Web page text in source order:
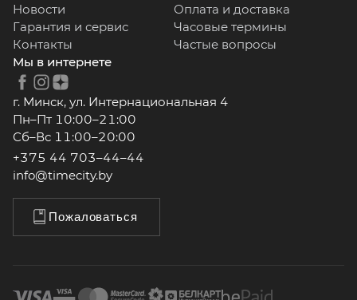
Новости
Оплата и доставка
Гарантия и сервис
Часовые термины
Контакты
Частые вопросы
Мы в интернете
г. Минск, ул. Интернациональная 4
Пн–Пт 10:00–21:00
Сб–Вс 11:00–20:00
+375 44 703–44–44
info@timecity.by
Пожаловаться